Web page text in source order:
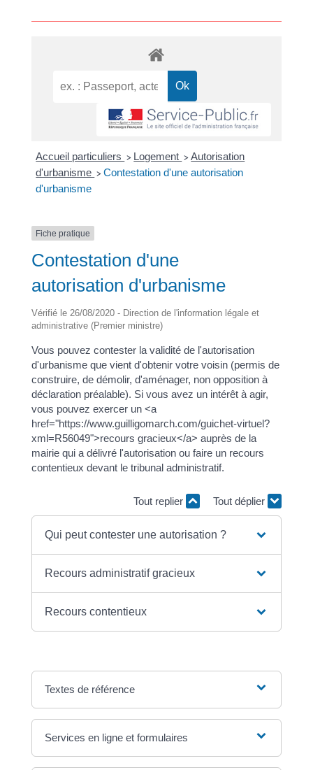
Accueil particuliers > Logement > Autorisation
d'urbanisme > Contestation d'une autorisation
d'urbanisme
Fiche pratique
Contestation d'une
autorisation d'urbanisme
Vérifié le 26/08/2020 - Direction de l'information légale et
administrative (Premier ministre)
Vous pouvez contester la validité de l'autorisation
d'urbanisme que vient d'obtenir votre voisin (permis de
construire, de démolir, d'aménager, non opposition à
déclaration préalable). Si vous avez un intérêt à agir,
vous pouvez exercer un <a
href="https://www.guilligomarch.com/guichet-virtuel?
xml=R56049">recours gracieux</a> auprès de la
mairie qui a délivré l'autorisation ou faire un recours
contentieux devant le tribunal administratif.
Tout replier Tout déplier
Qui peut contester une autorisation ?
Recours administratif gracieux
Recours contentieux
Textes de référence
Services en ligne et formulaires